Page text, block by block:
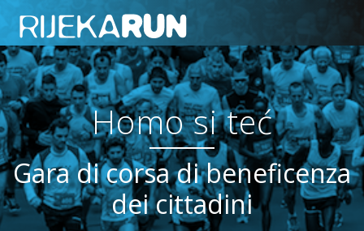
Homo si teć
Gara di corsa di beneficenza
dei cittadini